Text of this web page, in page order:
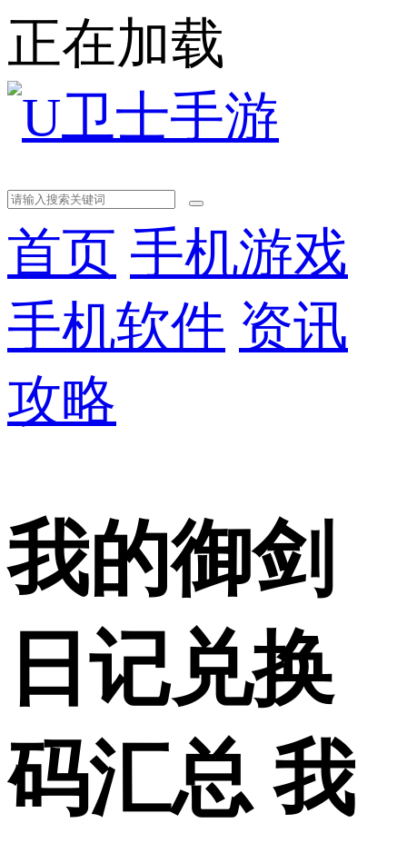
正在加载
首页 手机游戏
手机软件 资讯
攻略
我的御剑
日记兑换
码汇总 我